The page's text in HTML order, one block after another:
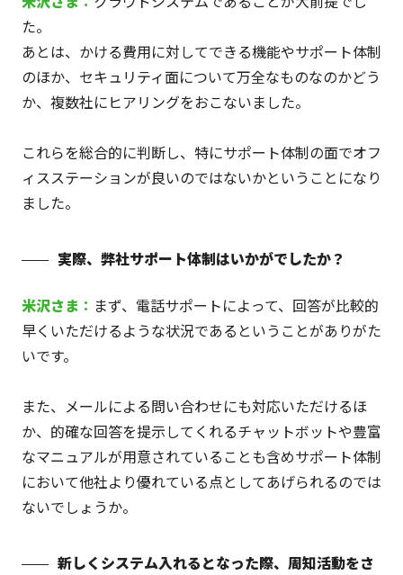
た。
あとは、かける費用に対してできる機能やサポート体制
のほか、セキュリティ面について万全なものなのかどう
か、複数社にヒアリングをおこないました。
これらを総合的に判断し、特にサポート体制の面でオフ
ィスステーションが良いのではないかということになり
ました。
実際、弊社サポート体制はいかがでしたか？
米沢さま ： まず、電話サポートによって、回答が比較的
早くいただけるような状況であるということがありがた
いです。
また、メールによる問い合わせにも対応いただけるほ
か、的確な回答を提示してくれるチャットボットや豊富
なマニュアルが用意されていることも含めサポート体制
において他社より優れている点としてあげられるのでは
ないでしょうか。
新しくシステム入れるとなった際、周知活動をさ